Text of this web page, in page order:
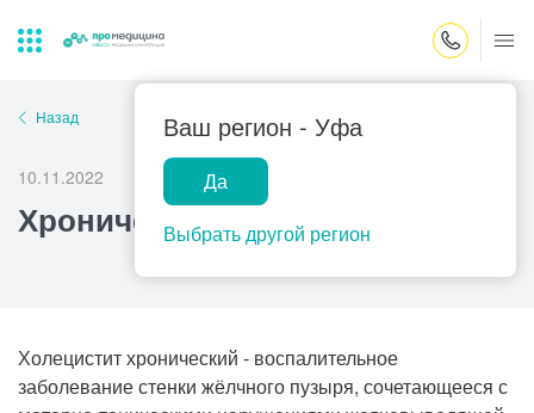
Ваш регион - Уфа
Да
Выбрать другой регион
Лабораторная
диагностика
ПроМедицина
онлайн
на дому
Закрыть поиск
Популярные запросы
Прием врача-гинеколога
Прием врача-уролога
Назад
10.11.2022
Хронический холецистит
Холецистит хронический - воспалительное
заболевание стенки жёлчного пузыря, сочетающееся с